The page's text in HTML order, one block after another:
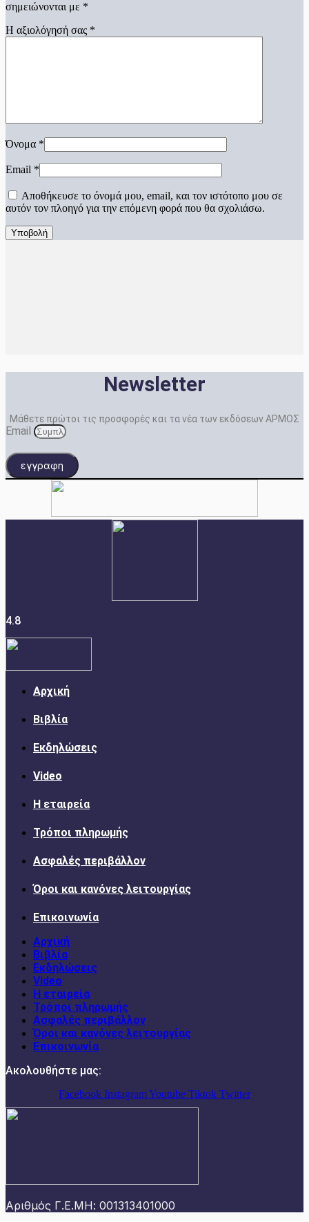
σημειώνονται με *
Η αξιολόγησή σας *
Όνομα *
Email *
Αποθήκευσε το όνομά μου, email, και τον ιστότοπο μου σε
αυτόν τον πλοηγό για την επόμενη φορά που θα σχολιάσω.
Newsletter
Μάθετε πρώτοι τις προσφορές και τα νέα των εκδόσεων ΑΡΜΟΣ
Email
εγγραφη
4.8
Αρχική
Βιβλία
Εκδηλώσεις
Video
Η εταιρεία
Τρόποι πληρωμής
Ασφαλές περιβάλλον
Όροι και κανόνες λειτουργίας
Επικοινωνία
Αρχική
Βιβλία
Εκδηλώσεις
Video
Η εταιρεία
Τρόποι πληρωμής
Ασφαλές περιβάλλον
Όροι και κανόνες λειτουργίας
Επικοινωνία
Ακολουθήστε μας:
Facebook InstagramYoutube Tiktok Twitter
Αριθμός Γ.Ε.ΜΗ: 001313401000